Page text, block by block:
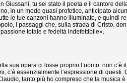
Giussani, tu sei stato il poeta e il cantore
in un modo quasi profetico, anticipato
le tue canzoni hanno illuminato, e quindi
i passaggi che, sulla strada di Cristo,
totale e fedeltà indefettibile».
sua opera ci fosse proprio l’uomo: non c’è
c’è essenzialmente l’espressione di questi.
tanto più ho compreso che la musica è